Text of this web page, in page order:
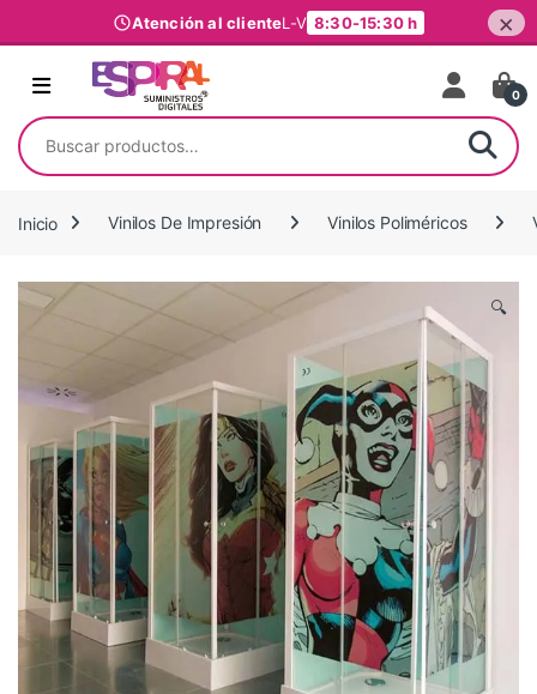
Atención al clienteL-V 8:30-15:30 h ×
Ir al contenido
0
Buscar por:
Inicio Vinilos De Impresión Vinilos Poliméricos
🔍